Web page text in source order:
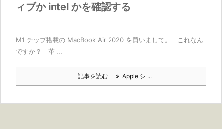
ィブか intel かを確認する
M1 チップ搭載の MacBook Air 2020 を買いまして。 これなん
ですか？ 革 ...
記事を読む Apple シ ...